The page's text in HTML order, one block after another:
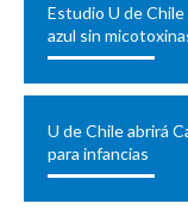
Estudio U de
azul sin
U de Chile abrirá
para infancias